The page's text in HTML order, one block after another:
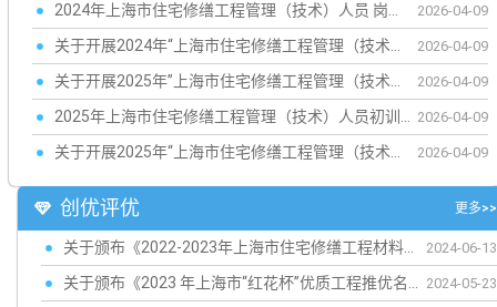
2026-04-09
2026-04-09
2026-04-09
2026-04-09
2026-04-09
创优评优 更多>>
关于颁布《2022-2023年上海市住宅修缮工程材料行业产品推优入选名录》的通知 2024-06-13
2024-05-23